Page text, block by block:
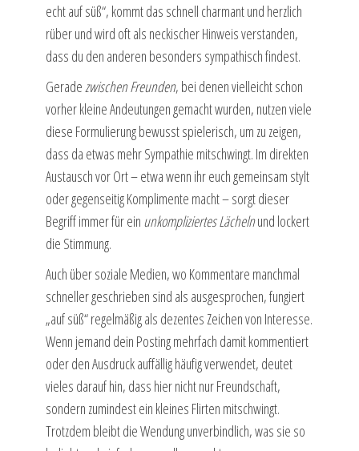
echt auf süß“, kommt das schnell charmant und herzlich
rüber und wird oft als neckischer Hinweis verstanden,
dass du den anderen besonders sympathisch findest.
Geradezwischen Freunden, bei denen vielleicht schon
vorher kleine Andeutungen gemacht wurden, nutzen viele
diese Formulierung bewusst spielerisch, um zu zeigen,
dass da etwas mehr Sympathie mitschwingt. Im direkten
Austausch vor Ort – etwa wenn ihr euch gemeinsam stylt
oder gegenseitig Komplimente macht – sorgt dieser
Begriff immer für ein unkompliziertes Lächelnund lockert
die Stimmung.
Auch über soziale Medien, wo Kommentare manchmal
schneller geschrieben sind als ausgesprochen, fungiert
„auf süß“ regelmäßig als dezentes Zeichen von Interesse.
Wenn jemand dein Posting mehrfach damit kommentiert
oder den Ausdruck auffällig häufig verwendet, deutet
vieles darauf hin, dass hier nicht nur Freundschaft,
sondern zumindest ein kleines Flirten mitschwingt.
Trotzdem bleibt die Wendung unverbindlich, was sie so